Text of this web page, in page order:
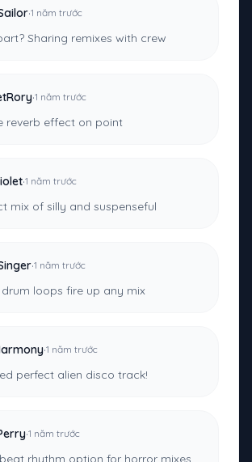
·1 năm trước
Sharing remixes with crew
·1 năm trước
reverb effect on point
·1 năm trước
mix of silly and suspenseful
·1 năm trước
drum loops fire up any mix
·1 năm trước
perfect alien disco track!
·1 năm trước